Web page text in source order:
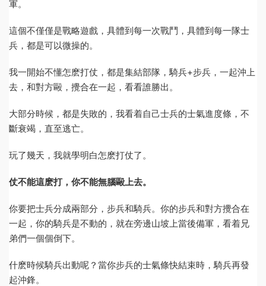
軍。
這個不僅僅是戰略遊戲，具體到每一次戰鬥，具體到每一隊士
兵，都是可以微操的。
我一開始不懂怎麽打仗，都是集結部隊，騎兵+步兵，一起沖上
去，和對方毆，攪合在一起，看看誰勝出。
大部分時候，都是失敗的，我看着自己士兵的士氣進度條，不
斷衰竭，直至逃亡。
玩了幾天，我就學明白怎麽打仗了。
仗不能這麽打，你不能無腦毆上去。
你要把士兵分成兩部分，步兵和騎兵。你的步兵和對方攪合在
一起，你的騎兵是不動的，就在旁邊山坡上當後備軍，看着兄
弟們一個個倒下。
什麽時候騎兵出動呢？當你步兵的士氣條快結束時，騎兵再發
起沖鋒。